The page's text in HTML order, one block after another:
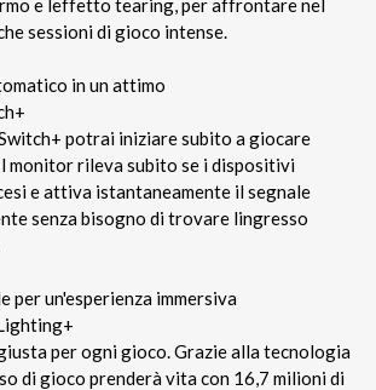
e leffetto tearing, per affrontare nel
sessioni di gioco intense.
in un attimo
potrai iniziare subito a giocare
monitor rileva subito se i dispositivi
e attiva istantaneamente il segnale
senza bisogno di trovare lingresso
per un'esperienza immersiva
per ogni gioco. Grazie alla tecnologia
di gioco prenderà vita con 16,7 milioni di